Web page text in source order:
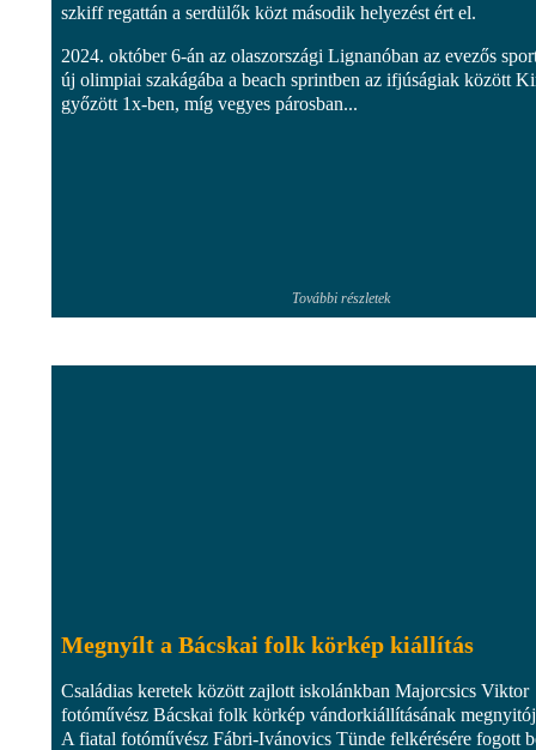
szkiff regattán a serdülők közt második helyezést ért el.
2024. október 6-án az olaszországi Lignanóban az evezős
új olimpiai szakágába a beach sprintben az ifjúságiak között
győzött 1x-ben, míg vegyes párosban...
További részletek
Megnyílt a Bácskai folk körkép kiállítás
Családias keretek között zajlott iskolánkban Majorcsics Viktor
fotóművész Bácskai folk körkép vándorkiállításának
A fiatal fotóművész Fábri-Ivánovics Tünde felkérésére fogott